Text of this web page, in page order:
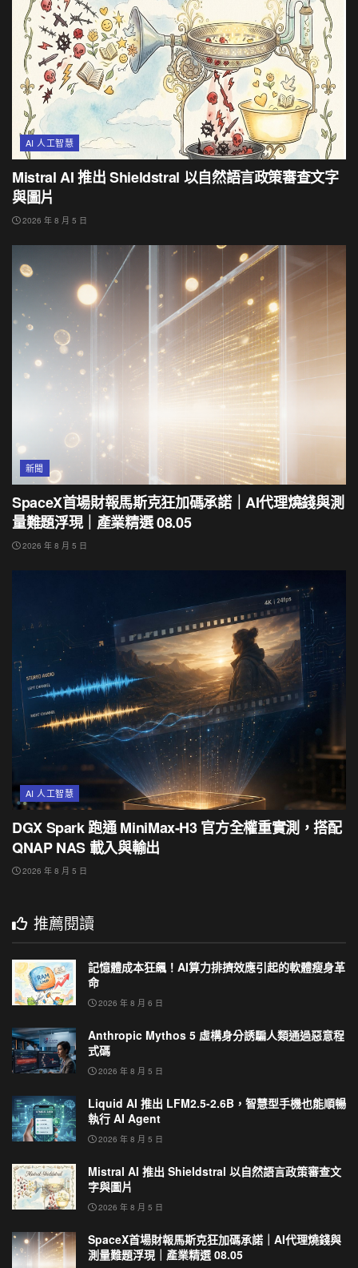
AI 人工智慧
Mistral AI 推出 Shieldstral 以自然語言政策審查文字
與圖片
2026 年 8 月 5 日
新聞
SpaceX首場財報馬斯克狂加碼承諾｜AI代理燒錢與測
量難題浮現｜產業精選 08.05
2026 年 8 月 5 日
AI 人工智慧
DGX Spark 跑通 MiniMax-H3 官方全權重實測，搭配
QNAP NAS 載入與輸出
2026 年 8 月 5 日
推薦閱讀
記憶體成本狂飆！AI算力排擠效應引起的軟體瘦身革
命
2026 年 8 月 6 日
Anthropic Mythos 5 虛構身分誘騙人類通過惡意程
式碼
2026 年 8 月 5 日
Liquid AI 推出 LFM2.5-2.6B，智慧型手機也能順暢
執行 AI Agent
2026 年 8 月 5 日
Mistral AI 推出 Shieldstral 以自然語言政策審查文
字與圖片
2026 年 8 月 5 日
SpaceX首場財報馬斯克狂加碼承諾｜AI代理燒錢與
測量難題浮現｜產業精選 08.05